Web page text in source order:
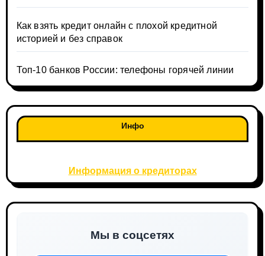
Как взять кредит онлайн с плохой кредитной
историей и без справок
Топ-10 банков России: телефоны горячей линии
Инфо
Информация о кредиторах
Мы в соцсетях